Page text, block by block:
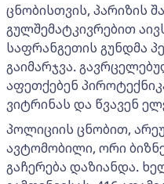
ცნობისთვის, პარიზის
გულშემატკივრებით
საფრანგეთის გუნდმა
გაიმარჯვა.
აფეთქებენ
ვიტრინას და წვავენ
პოლიციის ცნობით,
ავტომობილი, ორი
გაჩერება დაზიანდა.